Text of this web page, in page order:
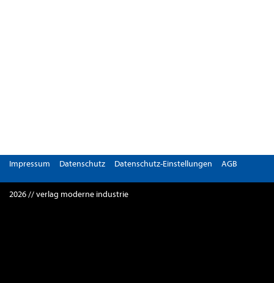
Impressum Datenschutz Datenschutz-Einstellungen AGB
2026 // verlag moderne industrie